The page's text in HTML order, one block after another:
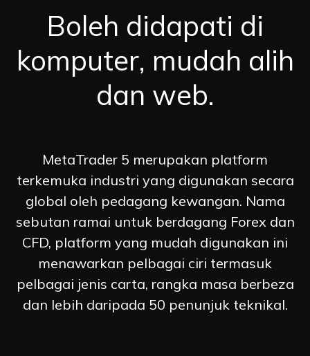
Boleh didapati di
komputer, mudah alih
dan web.
MetaTrader 5 merupakan platform
terkemuka industri yang digunakan secara
global oleh pedagang kewangan. Nama
sebutan ramai untuk berdagang Forex dan
CFD, platform yang mudah digunakan ini
menawarkan pelbagai ciri termasuk
pelbagai jenis carta, rangka masa berbeza
dan lebih daripada 50 penunjuk teknikal.